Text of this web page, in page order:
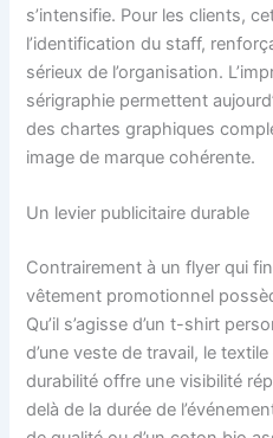
s’intensifie. Pour les clients,
l’identification du staff,
sérieux de l’organisation.
sérigraphie permettent
des chartes graphiques
image de marque cohérente.
Un levier publicitaire durable
Contrairement à un flyer qui
vêtement promotionnel
Qu’il s’agisse d’un t-shirt
d’une veste de travail, le
durabilité offre une visibilité
delà de la durée de